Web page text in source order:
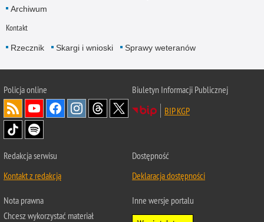
Archiwum
Kontakt
Rzecznik Skargi i wnioski Sprawy weteranów
Policjaonline
Biuletyn Informacji Publicznej
BIP KGP
Redakcja serwisu
Kontakt z redakcją
Dostępność
Deklaracja dostępności
Nota prawna
Chcesz wykorzystać materiał
Inne wersje portalu